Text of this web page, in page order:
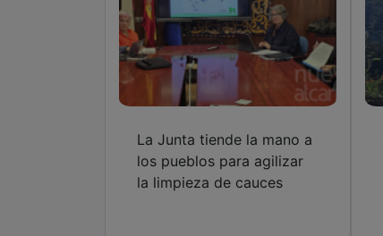
La Junta tiende la mano a
los pueblos para agilizar
la limpieza de cauces